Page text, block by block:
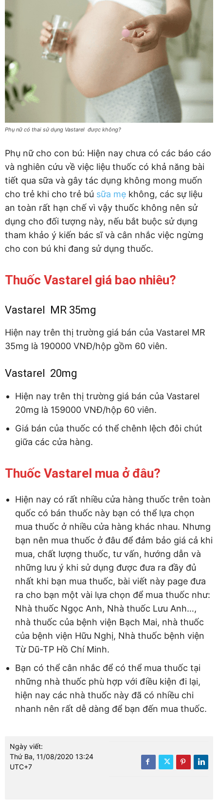
Phụ nữ có thai sử dụng Vastarel được không?
Phụ nữ cho con bú: Hiện nay chưa có các báo cáo
và nghiên cứu về việc liệu thuốc có khả năng bài
tiết qua sữa và gây tác dụng không mong muốn
cho trẻ khi cho trẻ bú sữa mẹ không, các sự liệu
an toàn rất hạn chế vì vậy thuốc không nên sử
dụng cho đối tượng này, nếu bắt buộc sử dụng
tham khảo ý kiến bác sĩ và cân nhắc việc ngừng
cho con bú khi đang sử dụng thuốc.
Thuốc Vastarel giá bao nhiêu?
Vastarel MR 35mg
Hiện nay trên thị trường giá bán của Vastarel MR
35mg là 190000 VNĐ/hộp gồm 60 viên.
Vastarel 20mg
Hiện nay trên thị trường giá bán của Vastarel
20mg là 159000 VNĐ/hộp 60 viên.
Giá bán của thuốc có thể chênh lệch đôi chút
giữa các cửa hàng.
Thuốc Vastarel mua ở đâu?
Hiện nay có rất nhiều cửa hàng thuốc trên toàn
quốc có bán thuốc này bạn có thể lựa chọn
mua thuốc ở nhiều cửa hàng khác nhau. Nhưng
bạn nên mua thuốc ở đâu để đảm bảo giá cả khi
mua, chất lượng thuốc, tư vấn, hướng dẫn và
những lưu ý khi sử dụng được đưa ra đầy đủ
nhất khi bạn mua thuốc, bài viết này page đưa
ra cho bạn một vài lựa chọn để mua thuốc như:
Nhà thuốc Ngọc Anh, Nhà thuốc Lưu Anh…,
nhà thuốc của bệnh viện Bạch Mai, nhà thuốc
của bệnh viện Hữu Nghị, Nhà thuốc bệnh viện
Từ Dũ-TP Hồ Chí Minh.
Bạn có thể cân nhắc để có thể mua thuốc tại
những nhà thuốc phù hợp với điều kiện đi lại,
hiện nay các nhà thuốc này đã có nhiều chi
nhanh nên rất dễ dàng để bạn đến mua thuốc.
Ngày viết:
Thứ Ba, 11/08/2020 13:24
UTC+7